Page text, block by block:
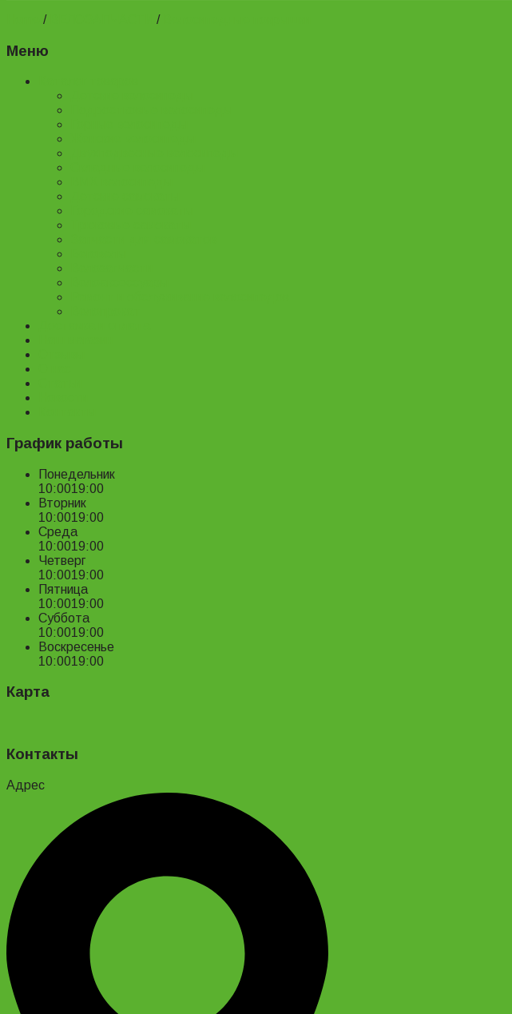
/ /
Меню
График работы
Понедельник
10:0019:00
Вторник
10:0019:00
Среда
10:0019:00
Четверг
10:0019:00
Пятница
10:0019:00
Суббота
10:0019:00
Воскресенье
10:0019:00
Карта
Контакты
Адрес